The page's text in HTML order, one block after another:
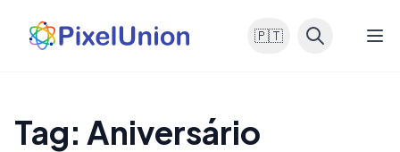
🇵🇹
Tag: Aniversário